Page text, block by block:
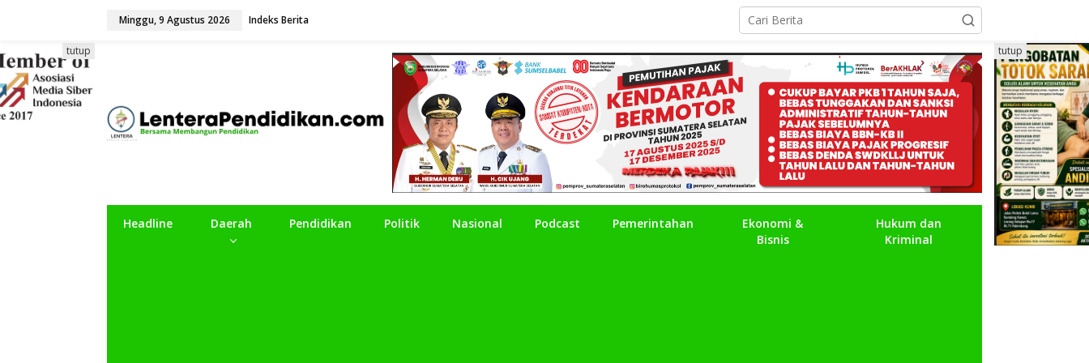
a
t
i
k
e
k
Minggu, 9 Agustus 2026 Indeks Berita
Headline Daerah Pendidikan Politik Nasional Podcast Pemerintahan
Ekonomi &
Bisnis
Hukum dan
Kriminal
tutup tutup